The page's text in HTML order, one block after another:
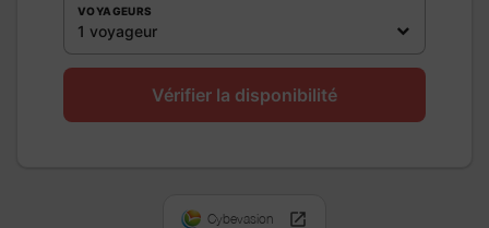
VOYAGEURS
1 voyageur
Vérifier la disponibilité
Cybevasion